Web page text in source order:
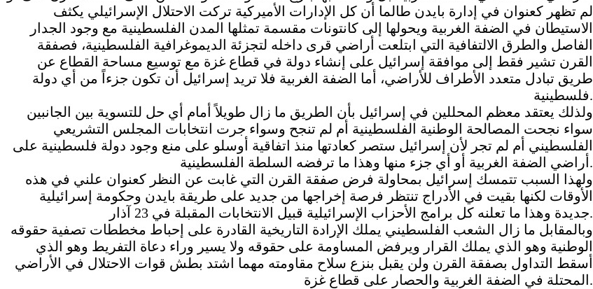
لم تظهر كعنوان في إدارة بايدن طالما أن كل الإدارات الأميركية تركت الاحتلال الإسرائيلي يكثف
الاستيطان في الضفة الغربية ويحولها إلى كانتونات مقسمة تمثلها المدن الفلسطينية مع وجود الجدار
الفاصل والطرق الالتفافية التي ابتلعت أراضي قرى داخله لتجزئة الديموغرافية الفلسطينية، فصفقة
القرن تشير فقط إلى موافقة إسرائيل على إنشاء دولة في قطاع غزة مع توسيع مساحة القطاع عن
طريق تبادل متعدد الأطراف للأراضي، أما الضفة الغربية فلا تريد إسرائيل أن تكون جزءاً من أي دولة
فلسطينية.
ولذلك يعتقد معظم المحللين في إسرائيل بأن الطريق ما زال طويلاً أمام أي حل للتسوية بين الجانبين
سواء نجحت المصالحة الوطنية الفلسطينية أم لم تنجح وسواء جرت انتخابات المجلس التشريعي
الفلسطيني أم لم تجر لأن إسرائيل ستصر كعادتها منذ اتفاقية أوسلو على منع وجود دولة فلسطينية على
أراضي الضفة الغربية أو أي جزء منها وهذا ما ترفضه السلطة الفلسطينية.
ولهذا السبب تتمسك إسرائيل بمحاولة فرض صفقة القرن التي غابت عن النظر كعنوان علني في هذه
الأوقات لكنها بقيت في الأدراج تنتظر فرصة إخراجها من جديد على طريقة بايدن وحكومة إسرائيلية
جديدة وهذا ما تعلنه كل برامج الأحزاب الإسرائيلية قبيل الانتخابات المقبلة في 23 آذار.
وبالمقابل ما زال الشعب الفلسطيني يملك الإرادة التاريخية القادرة على إحباط مخططات تصفية حقوقه
الوطنية وهو الذي يملك القرار ويرفض المساومة على حقوقه ولا يسير وراء دعاة التفريط وهو الذي
أسقط التداول بصفقة القرن ولن يقبل بنزع سلاح مقاومته مهما اشتد بطش قوات الاحتلال في الأراضي
المحتلة في الضفة الغربية والحصار على قطاع غزة.